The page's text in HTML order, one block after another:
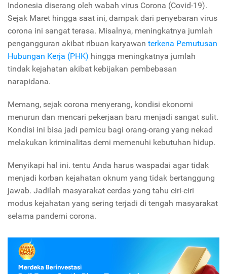
Indonesia diserang oleh wabah virus Corona (Covid-19).
Sejak Maret hingga saat ini, dampak dari penyebaran virus
corona ini sangat terasa. Misalnya, meningkatnya jumlah
pengangguran akibat ribuan karyawan terkena Pemutusan
Hubungan Kerja (PHK) hingga meningkatnya jumlah
tindak kejahatan akibat kebijakan pembebasan
narapidana.
Memang, sejak corona menyerang, kondisi ekonomi
menurun dan mencari pekerjaan baru menjadi sangat sulit.
Kondisi ini bisa jadi pemicu bagi orang-orang yang nekad
melakukan kriminalitas demi memenuhi kebutuhan hidup.
Menyikapi hal ini. tentu Anda harus waspadai agar tidak
menjadi korban kejahatan oknum yang tidak bertanggung
jawab. Jadilah masyarakat cerdas yang tahu ciri-ciri
modus kejahatan yang sering terjadi di tengah masyarakat
selama pandemi corona.